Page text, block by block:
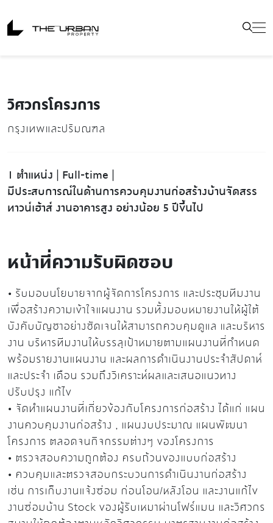
วิศวกรโครงการ
กรุงเทพและปริมณฑล
1 ตำแหน่ง | Full-time |
มีประสบการณ์ในด้านการควบคุมงานก่อสร้างบ้านจัดสรร
ทาวน์เฮ้าส์ งานอาคารสูง อย่างน้อย 5 ปีขึ้นไป
หน้าที่ความรับผิดชอบ
• รับมอบนโยบายจากผู้จัดการโครงการ และประชุมทีมงาน
เพื่อสร้างความเข้าใจแผนงาน รวมทั้งมอบหมายงานให้ผู้ใต้
บังคับบัญชาอย่างชัดเจนให้สามารถควบคุมดูแล และบริหาร
งาน บริหารทีมงานให้บรรลุเป้าหมายตามแผนงานที่กำหนด
พร้อมรายงานแผนงาน และผลการดำเนินงานประจำสัปดาห์
และประจำ เดือน รวมถึงวิเคราะห์ผลและเสนอแนวทาง
ปรับปรุง แก้ไข
• จัดทำแผนงานที่เกี่ยวข้องกับโครงการก่อสร้าง ได้แก่ แผน
งานควบคุมงานก่อสร้าง , แผนงบประมาณ แผนพัฒนา
โครงการ ตลอดจนกิจกรรมต่างๆ ของโครงการ
• ตรวจสอบความถูกต้อง ครบถ้วนของแบบก่อสร้าง
• ควบคุมและตรวจสอบกระบวนการดำเนินงานก่อสร้าง
เช่น การเก็บงานแจ้งซ่อม ก่อนโอน/หลังโอน และงานแก้ไข
งานซ่อมบ้าน Stock ของผู้รับเหมาผ่านโฟร์แมน และวิศวกร